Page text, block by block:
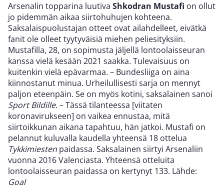
Arsenalin topparina luutiva Shkodran Mustafi on ollut
jo pidemmän aikaa siirtohuhujen kohteena.
Saksalaispuolustajan otteet ovat ailahdelleet, eivätkä
fanit ole olleet tyytyväisiä miehen peliesityksiin.
Mustafilla, 28, on sopimusta jäljellä lontoolaisseuran
kanssa vielä kesään 2021 saakka. Tulevaisuus on
kuitenkin vielä epävarmaa. – Bundesliiga on aina
kiinnostanut minua. Urheilullisesti sarja on mennyt
paljon eteenpäin. Se on myös kotini, saksalainen sanoi
Sport Bildille. – Tässä tilanteessa [viitaten
koronavirukseen] on vaikea ennustaa, mitä
siirtoikkunan aikana tapahtuu, hän jatkoi. Mustafi on
pelannut kuluvalla kaudella yhteensä 18 ottelua
Tykkimiesten paidassa. Saksalainen siirtyi Arsenaliin
vuonna 2016 Valenciasta. Yhteensä otteluita
lontoolaisseuran paidassa on kertynyt 133. Lähde:
Goal